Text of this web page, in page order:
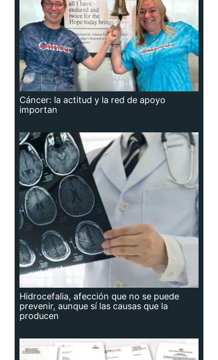
Cáncer: la actitud y la red de apoyo
importan
Hidrocefalia, afección que no se puede
prevenir, aunque sí las causas que la
producen